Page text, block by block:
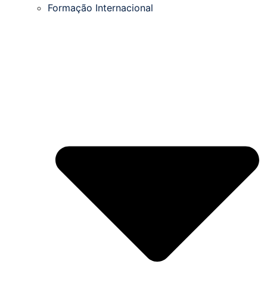
Formação Internacional